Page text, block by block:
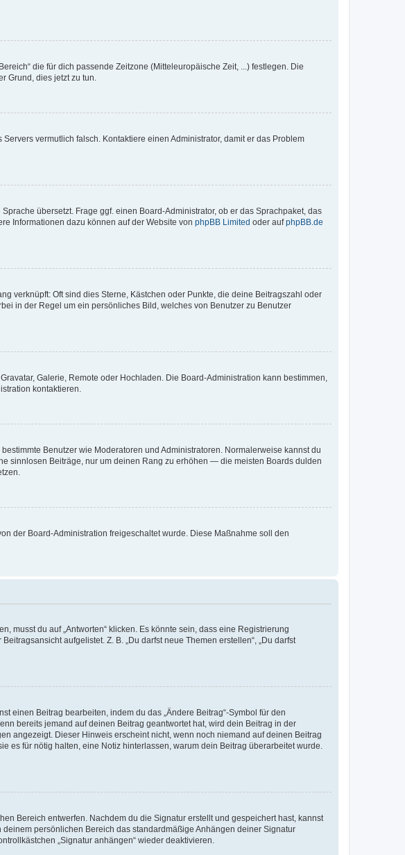
die für dich passende Zeitzone (Mitteleuropäische Zeit, ...) festlegen. Die
Grund, dies jetzt zu tun.
vermutlich falsch. Kontaktiere einen Administrator, damit er das Problem
übersetzt. Frage ggf. einen Board-Administrator, ob er das Sprachpaket, das
Informationen dazu können auf der Website von phpBB Limited oder aufphpBB.de
verknüpft: Oft sind dies Sterne, Kästchen oder Punkte, die deine Beitragszahl oder
in der Regel um ein persönliches Bild, welches von Benutzer zu Benutzer
Galerie, Remote oder Hochladen. Die Board-Administration kann bestimmen,
kontaktieren.
Benutzer wie Moderatoren und Administratoren. Normalerweise kannst du
sinnlosen Beiträge, nur um deinen Rang zu erhöhen — die meisten Boards dulden
der Board-Administration freigeschaltet wurde. Diese Maßnahme soll den
musst du auf „Antworten“ klicken. Es könnte sein, dass eine Registrierung
aufgelistet. Z. B. „Du darfst neue Themen erstellen“, „Du darfst
einen Beitrag bearbeiten, indem du das „Ändere Beitrag“-Symbol für den
bereits jemand auf deinen Beitrag geantwortet hat, wird dein Beitrag in der
angezeigt. Dieser Hinweis erscheint nicht, wenn noch niemand auf deinen Beitrag
es für nötig halten, eine Notiz hinterlassen, warum dein Beitrag überarbeitet wurde.
Bereich entwerfen. Nachdem du die Signatur erstellt und gespeichert hast, kannst
persönlichen Bereich das standardmäßige Anhängen deiner Signatur
„Signatur anhängen“ wieder deaktivieren.